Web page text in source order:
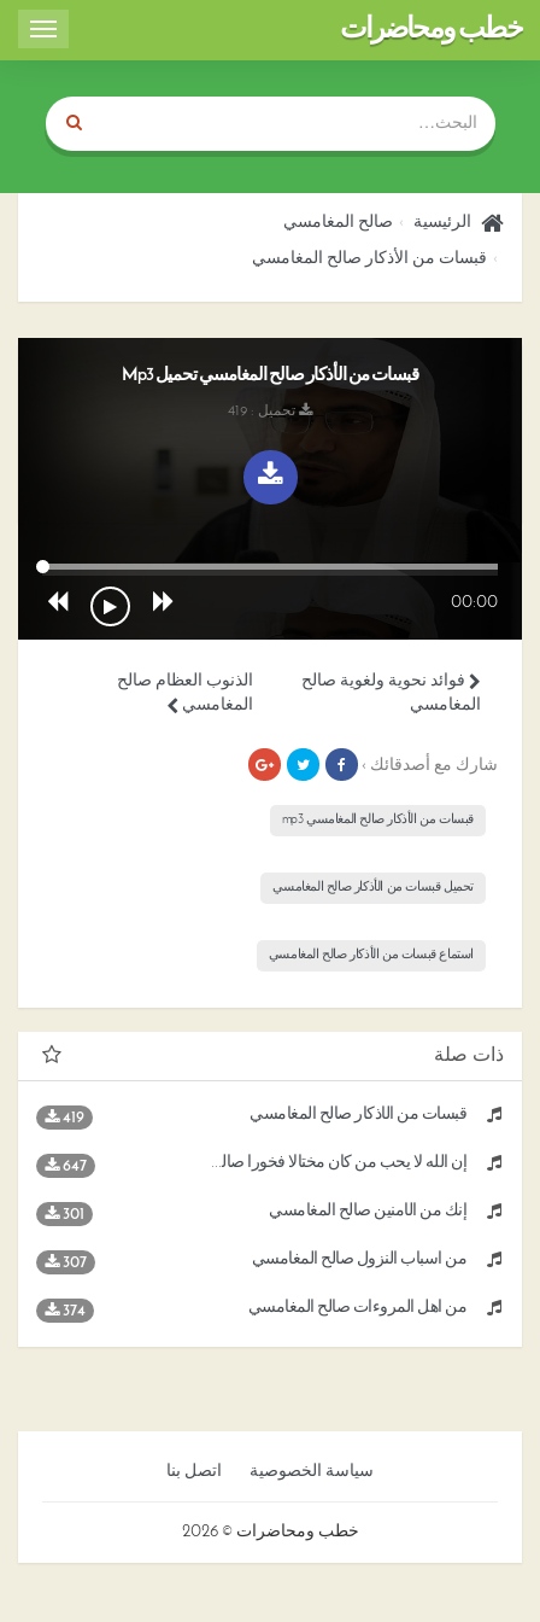
Toggle
خطب ومحاضرات
الرئيسية صالح المغامسي
قبسات من الأذكار صالح المغامسي
قبسات من الأذكار صالح المغامسي تحميل Mp3
تحميل : 419
00:00
الذنوب العظام صالح
المغامسي
فوائد نحوية ولغوية صالح
المغامسي
شارك مع أصدقائك ›
قبسات من الأذكار صالح المغامسي mp3
تحميل قبسات من الأذكار صالح المغامسي
استماع قبسات من الأذكار صالح المغامسي
ذات صلة
قبسات من الأذكار صالح المغامسي 419
إن الله لا يحب من كان مختالا فخورا صالح المغامسي 647
إنك من الآمنين صالح المغامسي 301
من أسباب النزول صالح المغامسي 307
من أهل المروءات صالح المغامسي 374
سياسة الخصوصية اتصل بنا
خطب ومحاضرات © 2026